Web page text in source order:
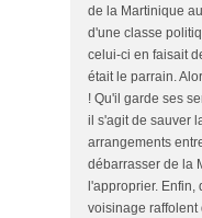
de la Martinique
d'une classe
celui-ci en faisait
était le parrain.
! Qu'il garde ses
il s'agit de sauver
arrangements
débarrasser de la
l'approprier.
voisinage raffolent